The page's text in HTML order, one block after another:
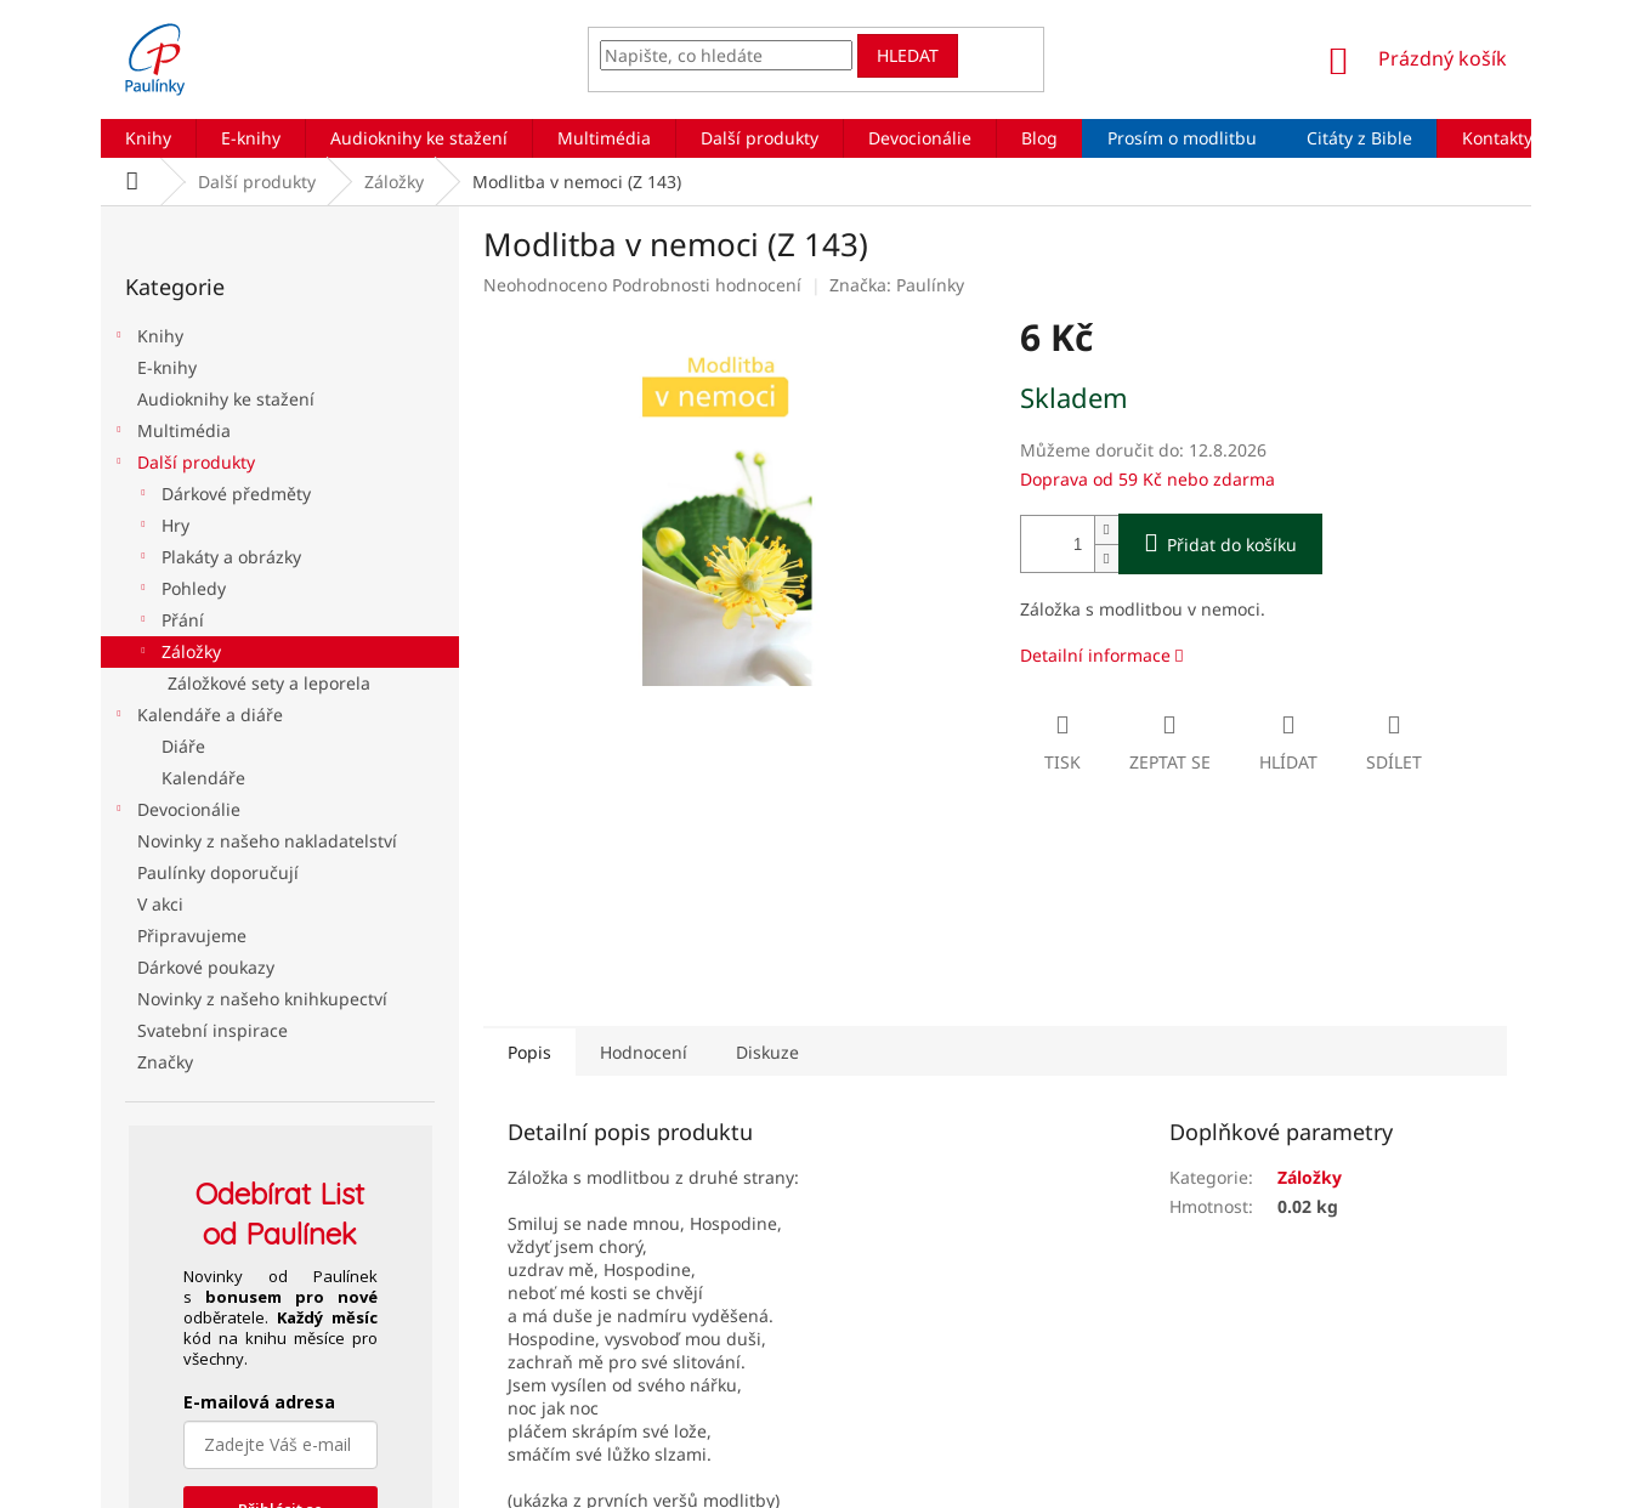
HLEDAT
NÁKUPNÍ
Prázdný košík
Knihy E-knihy Audioknihy ke stažení Multimédia Další produkty Devocionálie Blog Prosím o modlitbu Citáty z Bible Kontakty
Domů Další produkty Záložky Modlitba v nemoci (Z 143)
kategorie
Kategorie
Knihy
E-knihy
Audioknihy ke stažení
Multimédia
Další produkty
Dárkové předměty
Hry
Plakáty a obrázky
Pohledy
Přání
Záložky
Záložkové sety a leporela
Kalendáře a diáře
Diáře
Kalendáře
Devocionálie
Novinky z našeho nakladatelství
Paulínky doporučují
V akci
Připravujeme
Dárkové poukazy
Novinky z našeho knihkupectví
Svatební inspirace
Značky
OdebíratList
od Paulínek
Novinky od Paulínek
s bonusem pro nové
odběratele. Každý měsíc
kód na knihu měsíce pro
všechny.
E-mailová adresa
Modlitba v nemoci (Z 143)
Průměrné
Neohodnoceno Podrobnosti hodnocení Značka: Paulínky
6 Kč
cena:
Skladem
Můžeme doručit do: 12.8.2026
Doprava od 59 Kč nebo zdarma
Přidat do košíku
Záložka s modlitbou v nemoci.
Detailní informace
TISK ZEPTAT SE HLÍDAT SDÍLET
Popis Hodnocení Diskuze
Detailní popis produktu
Záložka s modlitbou z druhé strany:
Smiluj se nade mnou, Hospodine,
vždyť jsem chorý,
uzdrav mě, Hospodine,
neboť mé kosti se chvějí
a má duše je nadmíru vyděšená.
Hospodine, vysvoboď mou duši,
zachraň mě pro své slitování.
Jsem vysílen od svého nářku,
noc jak noc
pláčem skrápím své lože,
smáčím své lůžko slzami.
(ukázka z prvních veršů modlitby)
Doplňkové parametry
Kategorie:
Záložky
Hmotnost: 0.02 kg